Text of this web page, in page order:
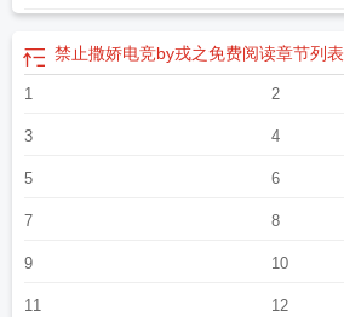
禁止撒娇电竞by戎之免费阅读章节列表
1 2
3 4
5 6
7 8
9 10
11 12